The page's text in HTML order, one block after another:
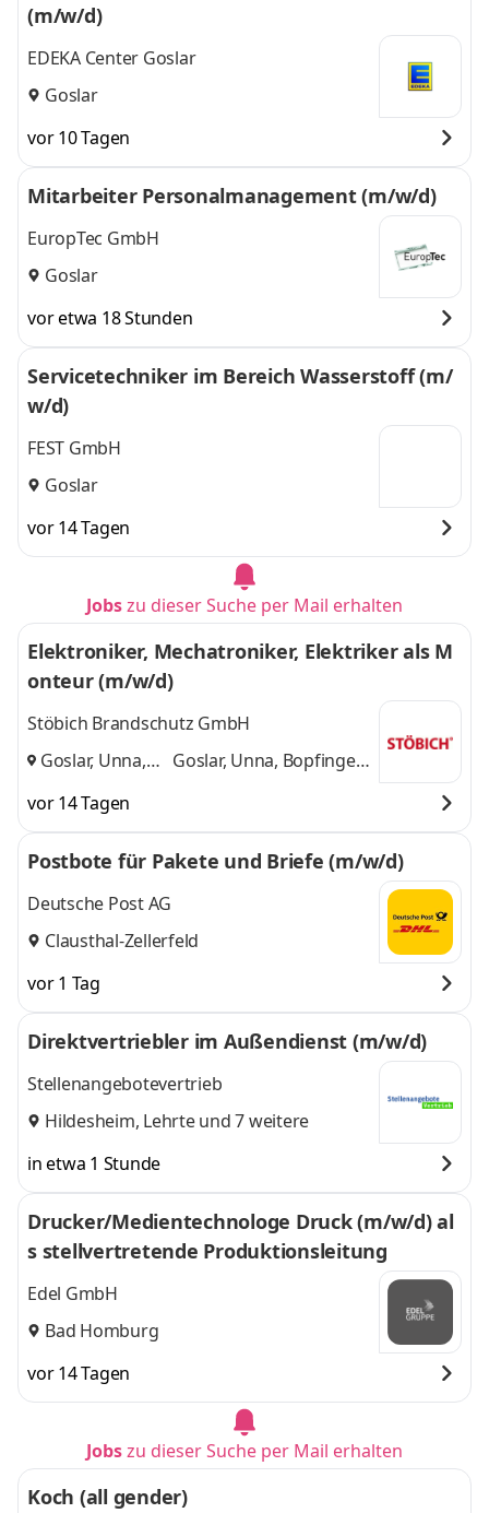
(m/w/d)
EDEKA Center Goslar
Goslar
vor 10 Tagen
Mitarbeiter Personalmanagement (m/w/d)
EuropTec GmbH
Goslar
vor etwa 18 Stunden
Servicetechniker im Bereich Wasserstoff (m/
w/d)
FEST GmbH
Goslar
vor 14 Tagen
Jobszu dieser Suche per Mail erhalten
Elektroniker, Mechatroniker, Elektriker als M
onteur (m/w/d)
Stöbich Brandschutz GmbH
Goslar, Unna,
Goslar, Unna, Bopfingen
vor 14 Tagen
Postbote für Pakete und Briefe (m/w/d)
Deutsche Post AG
Clausthal-Zellerfeld
vor 1 Tag
Direktvertriebler im Außendienst (m/w/d)
Stellenangebotevertrieb
Hildesheim, Lehrteund 7 weitere
in etwa 1 Stunde
Drucker/Medientechnologe Druck (m/w/d) al
s stellvertretende Produktionsleitung
Edel GmbH
Bad Homburg
vor 14 Tagen
Jobszu dieser Suche per Mail erhalten
Koch (all gender)